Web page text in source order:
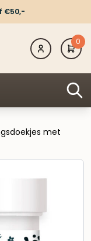
€50,-
0
met